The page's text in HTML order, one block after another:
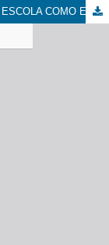
A EDUCAÇÃO EM DIREITOS HUMANOS NA ESCOLA COMO ENFRENTAMENTO AO DESENGAJAMENTO MORAL